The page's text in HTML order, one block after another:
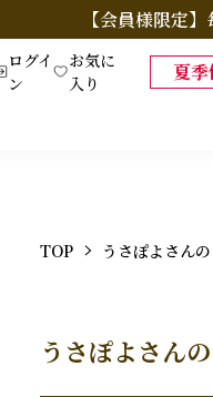
【会員様限定
ログイ
ン
お気に
入り
夏
TOP うさぽよさん
うさぽよさん